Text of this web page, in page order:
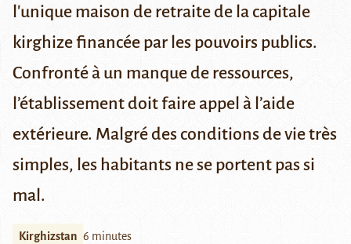
l'unique maison de retraite de la capitale
kirghize financée par les pouvoirs publics.
Confronté à un manque de ressources,
l’établissement doit faire appel à l’aide
extérieure. Malgré des conditions de vie très
simples, les habitants ne se portent pas si
mal.
Kirghizstan 6 minutes